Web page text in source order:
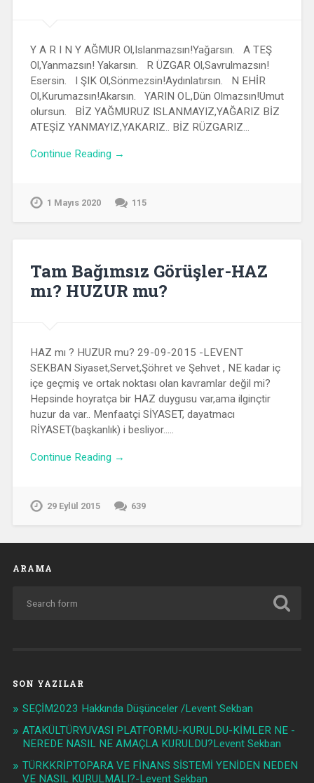
Y A R I N Y AĞMUR Ol,Islanmazsın!Yağarsın. A TEŞ
Ol,Yanmazsın! Yakarsın. R ÜZGAR Ol,Savrulmazsın!
Esersin. I ŞIK Ol,Sönmezsin!Aydınlatırsın. N EHİR
Ol,Kurumazsın!Akarsın. YARIN OL,Dün Olmazsın!Umut
olursun. BİZ YAĞMURUZ ISLANMAYIZ,YAĞARIZ BİZ
ATEŞİZ YANMAYIZ,YAKARIZ.. BİZ RÜZGARIZ…
Continue Reading →
1 Mayıs 2020 115
Tam Bağımsız Görüşler-HAZ
mı? HUZUR mu?
HAZ mı ? HUZUR mu? 29-09-2015 -LEVENT
SEKBAN Siyaset,Servet,Şöhret ve Şehvet , NE kadar iç
içe geçmiş ve ortak noktası olan kavramlar değil mi?
Hepsinde hoyratça bir HAZ duygusu var,ama ilginçtir
huzur da var.. Menfaatçi SİYASET, dayatmacı
RİYASET(başkanlık) i besliyor…..
Continue Reading →
29 Eylül 2015 639
ARAMA
SON YAZILAR
SEÇİM2023 Hakkında Düşünceler /Levent Sekban
ATAKÜLTÜRYUVASI PLATFORMU-KURULDU-KİMLER NE -
NEREDE NASIL NE AMAÇLA KURULDU?Levent Sekban
TÜRKKRİPTOPARA VE FİNANS SİSTEMİ YENİDEN NEDEN
VE NASIL KURULMALI?-Levent Sekban